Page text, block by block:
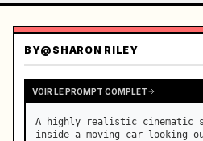
BY@SHARON RILEY
VOIR LE PROMPT COMPLET
A highly realistic cinematic
inside a moving car looking